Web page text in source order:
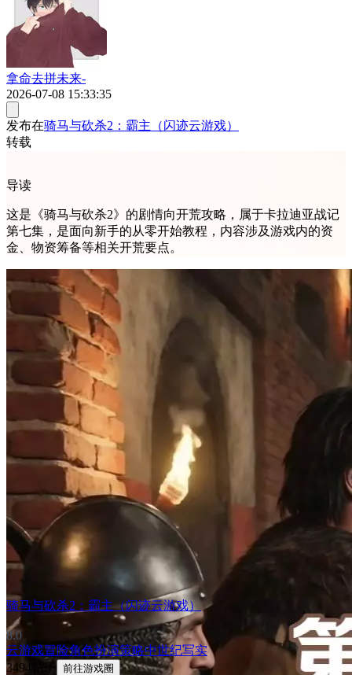
拿命去拼未来-
2026-07-08 15:33:35
发布在骑马与砍杀2：霸主（闪迹云游戏）
转载
导读
这是《骑马与砍杀2》的剧情向开荒攻略，属于卡拉迪亚战记
第七集，是面向新手的从零开始教程，内容涉及游戏内的资
金、物资筹备等相关开荒要点。
骑马与砍杀2：霸主（闪迹云游戏）
8.0
云游戏冒险角色扮演策略中世纪写实
3494帖子
前往游戏圈